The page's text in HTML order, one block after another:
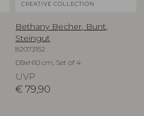
CREATIVE COLLECTION
Bethany Becher, Bunt,
Steingut
82073152
D9xH10 cm, Set of 4
UVP
€ 79,90